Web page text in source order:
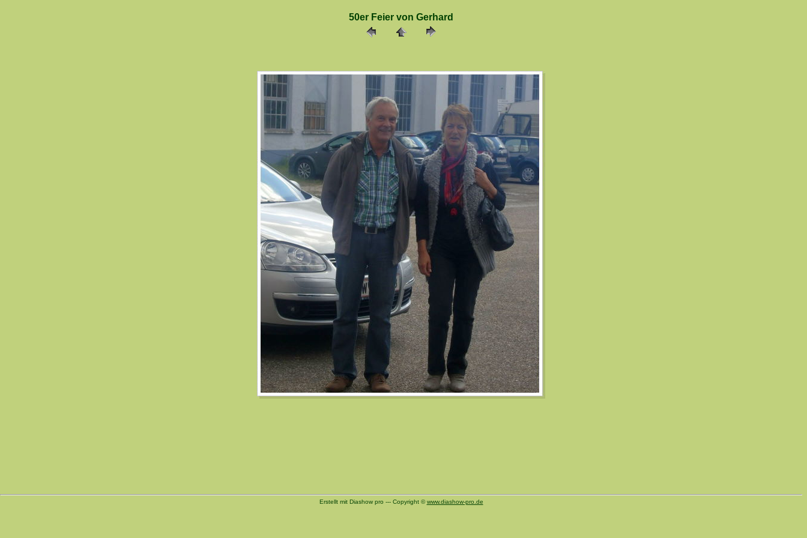
50er Feier von Gerhard
Erstellt mit Diashow pro --- Copyright ©www.diashow-pro.de